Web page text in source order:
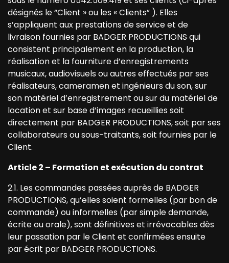
désignés le “Client » ou les « Clients” ). Elles
s’appliquent aux prestations de service et de
livraison fournies par BADGER PRODUCTIONS qui
consistent principalement en la production, la
réalisation et la fourniture d’enregistrements
musicaux, audiovisuels ou autres effectués par ses
réalisateurs, cameramen et ingénieurs du son, sur
son matériel d’enregistrement ou sur du matériel de
location et sur base d’images recueillies soit
directement par BADGER PRODUCTIONS, soit par ses
collaborateurs ou sous-traitants, soit fournies par le
Client.
Article 2 – Formation et exécution du contrat
2.1. Les commandes passées auprès de BADGER
PRODUCTIONS, qu’elles soient formelles (par bon de
commande) ou informelles (par simple demande,
écrite ou orale), sont définitives et irrévocables dès
leur passation par le Client et confirmées ensuite
par écrit par BADGER PRODUCTIONS.